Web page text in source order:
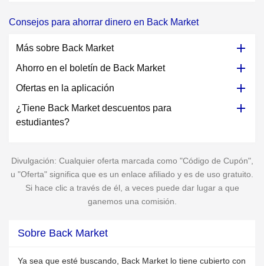
Consejos para ahorrar dinero en Back Market
Más sobre Back Market
Ahorro en el boletín de Back Market
Ofertas en la aplicación
¿Tiene Back Market descuentos para
estudiantes?
Divulgación: Cualquier oferta marcada como "Código de Cupón",
u "Oferta" significa que es un enlace afiliado y es de uso gratuito.
Si hace clic a través de él, a veces puede dar lugar a que
ganemos una comisión.
Sobre Back Market
Ya sea que esté buscando, Back Market lo tiene cubierto con